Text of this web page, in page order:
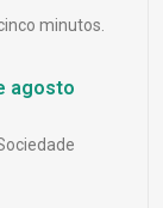
minutos.
agosto